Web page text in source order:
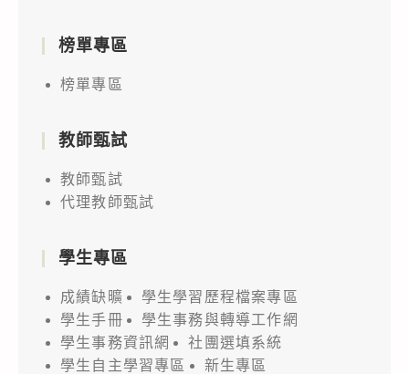
榜單專區
榜單專區
教師甄試
教師甄試
代理教師甄試
學生專區
成績缺曠
學生學習歷程檔案專區
學生手冊
學生事務與轉導工作網
學生事務資訊網
社團選填系統
學生自主學習專區
新生專區